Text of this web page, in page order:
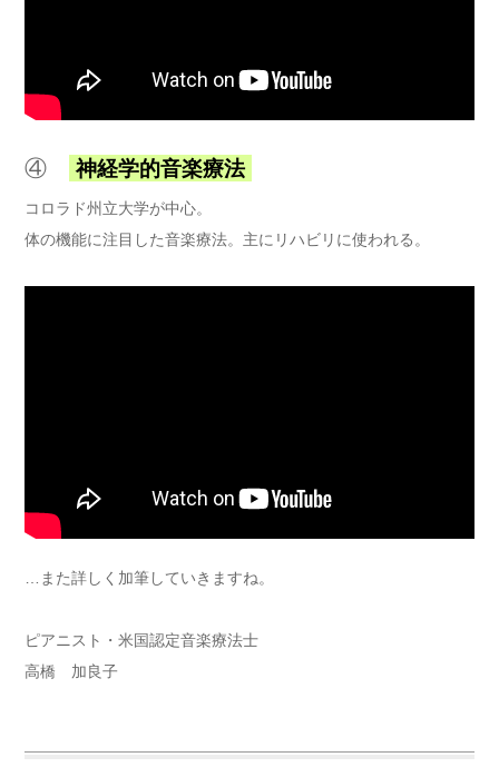
④ 神経学的音楽療法
コロラド州立大学が中心。
体の機能に注目した音楽療法。主にリハビリに使われる。
…また詳しく加筆していきますね。
ピアニスト・米国認定音楽療法士
高橋 加良子